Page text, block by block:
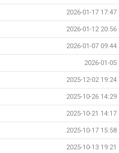
2026-01-17 17:47
2026-01-12 20:56
2026-01-07 09:44
2026-01-05
2025-12-02 19:24
2025-10-26 14:29
2025-10-21 14:17
2025-10-17 15:58
2025-10-13 19:21